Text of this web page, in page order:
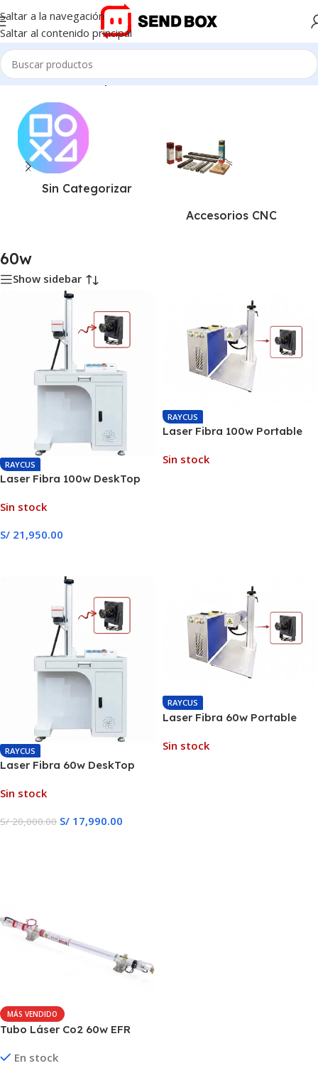
Saltar a la navegación
Saltar al contenido principal
Inicio/Productos etiquetados “60w”
Sin Categorizar
Accesorios CNC
60w
Show sidebar
RAYCUS
Laser Fibra 100w DeskTop
Sin stock
S/ 21,950.00
RAYCUS
Laser Fibra 100w Portable
Sin stock
RAYCUS
Laser Fibra 60w DeskTop
Sin stock
S/20,000.00 S/ 17,990.00
RAYCUS
Laser Fibra 60w Portable
Sin stock
MÁS VENDIDO
Tubo Láser Co2 60w EFR
En stock